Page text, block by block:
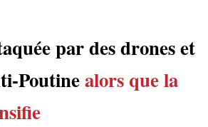
par des drones et
Poutinealors que la